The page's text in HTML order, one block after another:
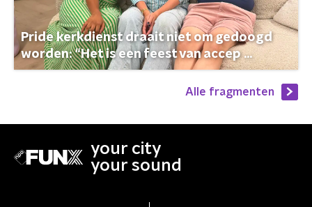
Pride kerkdienst draait niet om gedoogd
worden: “Het is een feest van accep ...
Alle fragmenten
your city
your sound